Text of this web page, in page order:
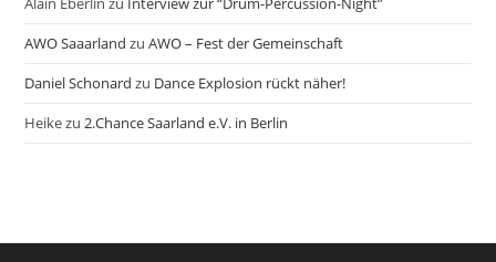
AWO Saaarland zuAWO – Fest der Gemeinschaft
Daniel Schonard zu Dance Explosion rückt näher!
Heikezu2.Chance Saarland e.V. in Berlin